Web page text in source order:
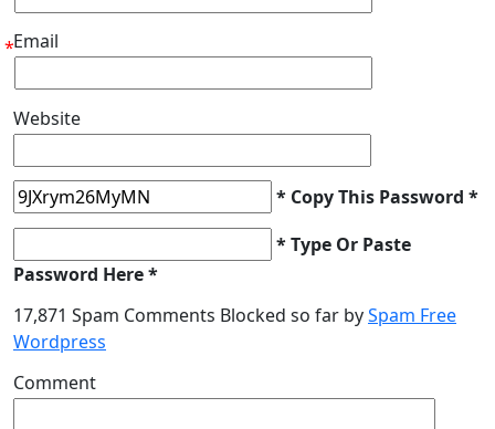
Email
*
Website
* Copy This Password *
* Type Or Paste
Password Here *
17,871 Spam Comments Blocked so far bySpam Free
Wordpress
Comment